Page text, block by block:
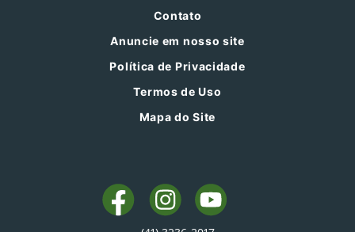
Contato
Anuncie em nosso site
Política de Privacidade
Termos de Uso
Mapa do Site